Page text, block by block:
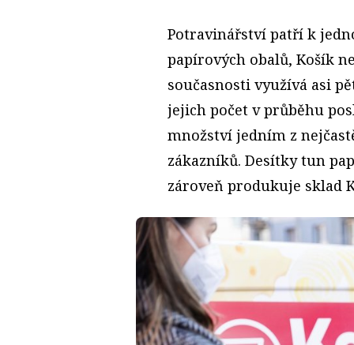
Potravinářství patří k
papírových obalů, Košík
současnosti využívá asi
jejich počet v průběhu
množství jedním z
zákazníků. Desítky tun
zároveň produkuje sklad